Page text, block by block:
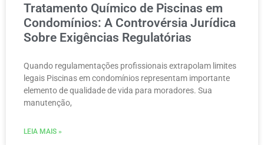
Tratamento Químico de Piscinas em
Condomínios: A Controvérsia Jurídica
Sobre Exigências Regulatórias
Quando regulamentações profissionais extrapolam limites
legais Piscinas em condomínios representam importante
elemento de qualidade de vida para moradores. Sua
manutenção,
LEIA MAIS »